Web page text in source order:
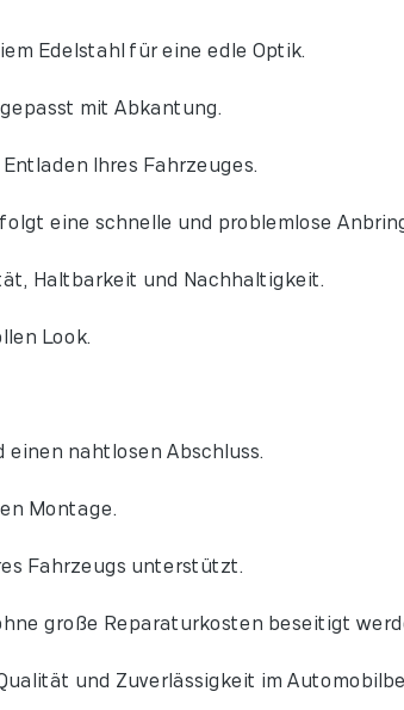
Edelstahl für eine edle Optik.
mit Abkantung.
Ihres Fahrzeuges.
eine schnelle und problemlose
Haltbarkeit und Nachhaltigkeit.
Look.
nahtlosen Abschluss.
Montage.
Fahrzeugs unterstützt.
große Reparaturkosten beseitigt
und Zuverlässigkeit im